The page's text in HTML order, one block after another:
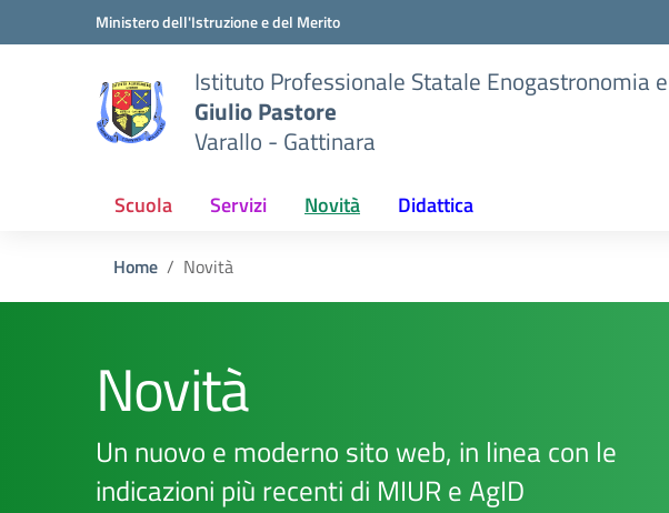
Vai ai contenuti
Vai al menu di navigazioneMinistero dell'Istruzione e del Merito
Istituto Professionale Statale Enogastronomia
Giulio Pastore
Varallo - Gattinara
Scuola Servizi Novità Didattica
Home Novità
Novità
Un nuovo e moderno sito web, in linea con le
indicazioni più recenti di MIUR e AgID